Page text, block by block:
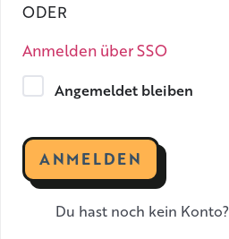
ODER
Anmelden über SSO
Angemeldet bleiben
ANMELDEN
Du hast noch kein Konto?